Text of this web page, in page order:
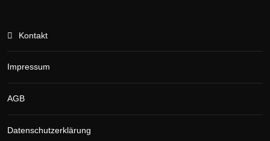
Kontakt
Impressum
AGB
Datenschutzerklärung